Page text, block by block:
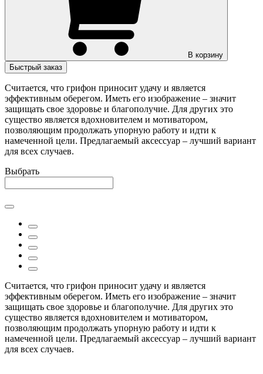
В корзину
Быстрый заказ
Считается, что грифон приносит удачу и является
эффективным оберегом. Иметь его изображение – значит
защищать свое здоровье и благополучие. Для других это
существо является вдохновителем и мотиватором,
позволяющим продолжать упорную работу и идти к
намеченной цели. Предлагаемый аксессуар – лучший вариант
для всех случаев.
Выбрать
Считается, что грифон приносит удачу и является
эффективным оберегом. Иметь его изображение – значит
защищать свое здоровье и благополучие. Для других это
существо является вдохновителем и мотиватором,
позволяющим продолжать упорную работу и идти к
намеченной цели. Предлагаемый аксессуар – лучший вариант
для всех случаев.